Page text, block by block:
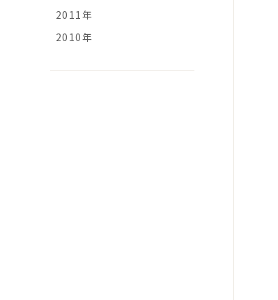
2011年
2010年